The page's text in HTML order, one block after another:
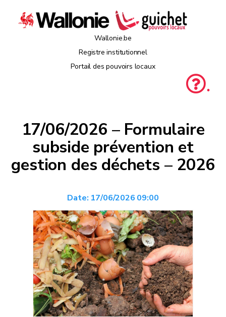
Wallonie.be
Registre institutionnel
Portail des pouvoirs locaux
.
17/06/2026 – Formulaire
subside prévention et
gestion des déchets – 2026
Date: 17/06/2026 09:00